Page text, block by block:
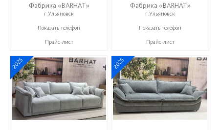
Фабрика «BARHAT»
г.Ульяновск
+7 (996) 219-29-77
Показать телефон
Прайс-лист
Фабрика «BARHAT»
г.Ульяновск
+7 (996) 219-29-77
Показать телефон
Прайс-лист
2025 2025